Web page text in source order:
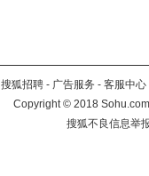
搜狐招聘 - 广告服务 - 客服中心
Copyright©2018
搜狐不良信息举